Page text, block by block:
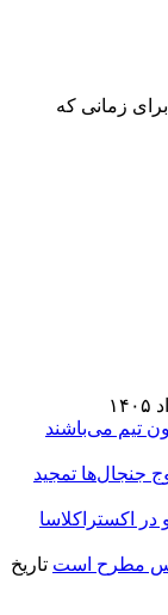
زمانی که
تیم می‌باشند
جنجال‌ها تمجید
در اکستراکلاسا
مطرح است تاریخ